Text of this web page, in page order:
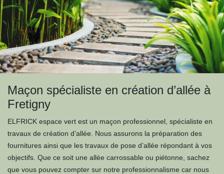
Maçon spécialiste en création d’allée à
Fretigny
ELFRICK espace vert est un maçon professionnel, spécialiste en
travaux de création d’allée. Nous assurons la préparation des
fournitures ainsi que les travaux de pose d’allée répondant à vos
objectifs. Que ce soit une allée carrossable ou piétonne, sachez
que vous pouvez compter sur notre professionnalisme car nous